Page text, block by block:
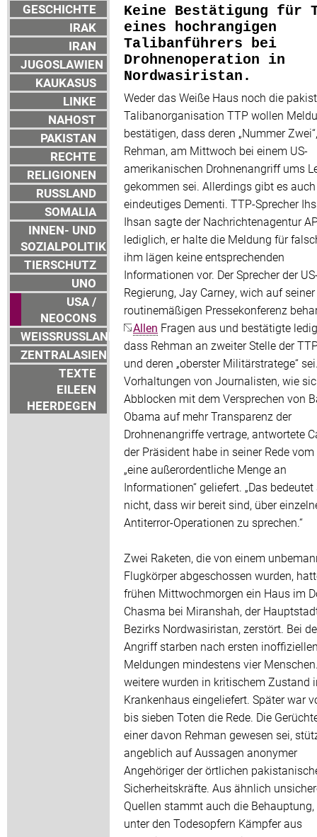
GESCHICHTE
IRAK
IRAN
JUGOSLAWIEN
KAUKASUS
LINKE
NAHOST
PAKISTAN
RECHTE
RELIGIONEN
RUSSLAND
SOMALIA
INNEN- UND
SOZIALPOLITIK
TIERSCHUTZ
UNO
USA /
NEOCONS
WEISSRUSSLAND
ZENTRALASIEN
TEXTE
EILEEN
HEERDEGEN
Keine Bestätigung für
eines hochrangigen
Talibanführers bei
Drohnenoperation in
Nordwasiristan.
Weder das Weiße Haus noch die
Talibanorganisation TTP wollen
bestätigen, dass deren „Nummer
Rehman, am Mittwoch bei einem US-
amerikanischen Drohnenangriff ums
gekommen sei. Allerdings gibt es
eindeutiges Dementi. TTP-Sprecher
Ihsan sagte der Nachrichtenagentur
lediglich, er halte die Meldung für
ihm lägen keine entsprechenden
Informationen vor. Der Sprecher der
Regierung, Jay Carney, wich auf seiner
routinemäßigen Pressekonferenz
Allen Fragen aus und bestätigte
dass Rehman an zweiter Stelle der
und deren „oberster Militärstratege“
Vorhaltungen von Journalisten, wie
Abblocken mit dem Versprechen von
Obama auf mehr Transparenz der
Drohnenangriffe vertrage, antwortete
der Präsident habe in seiner Rede
„eine außerordentliche Menge an
Informationen“ geliefert. „Das bedeutet
nicht, dass wir bereit sind, über
Antiterror-Operationen zu sprechen.“
Zwei Raketen, die von einem
Flugkörper abgeschossen wurden,
frühen Mittwochmorgen ein Haus im
Chasma bei Miranshah, der
Bezirks Nordwasiristan, zerstört. Bei
Angriff starben nach ersten
Meldungen mindestens vier
weitere wurden in kritischem Zustand
Krankenhaus eingeliefert. Später war
bis sieben Toten die Rede. Die
einer davon Rehman gewesen sei,
angeblich auf Aussagen anonymer
Angehöriger der örtlichen
Sicherheitskräfte. Aus ähnlich
Quellen stammt auch die
unter den Todesopfern Kämpfer aus